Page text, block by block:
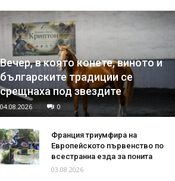
Вечер, в която конете, виното и
българските традиции се
срещнаха под звездите
04.08.2026 0
Франция триумфира на
Европейското първенство по
всестранна езда за понита
03.08.2026